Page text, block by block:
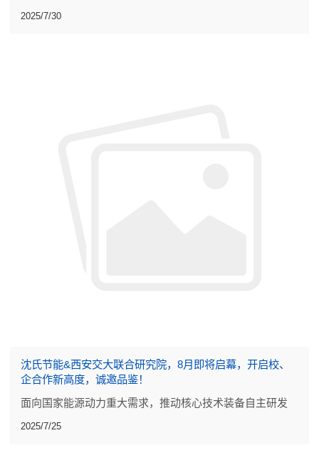
2025/7/30
沈氏节能&西安交大联合研究院，8月即将启幕，开启校、
企合作新高度，诚邀品鉴！
面向国家能源动力重大需求，推动核心技术装备自主研发
2025/7/25